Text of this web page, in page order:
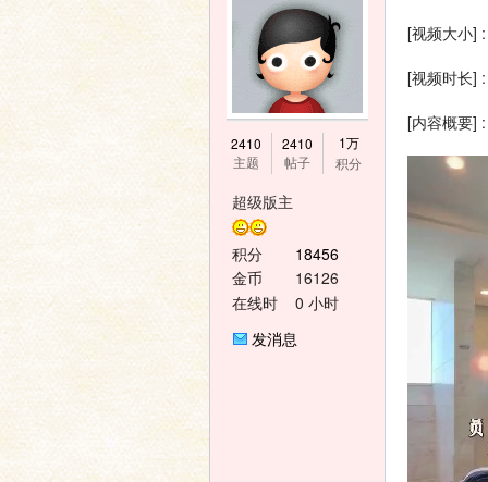
2410
主题
2410
帖子
1万
积分
超级版主
积分
18456
金币
16126
在线时
0 小时
发消息
[视频大小]
[视频时长]
[内容概要]